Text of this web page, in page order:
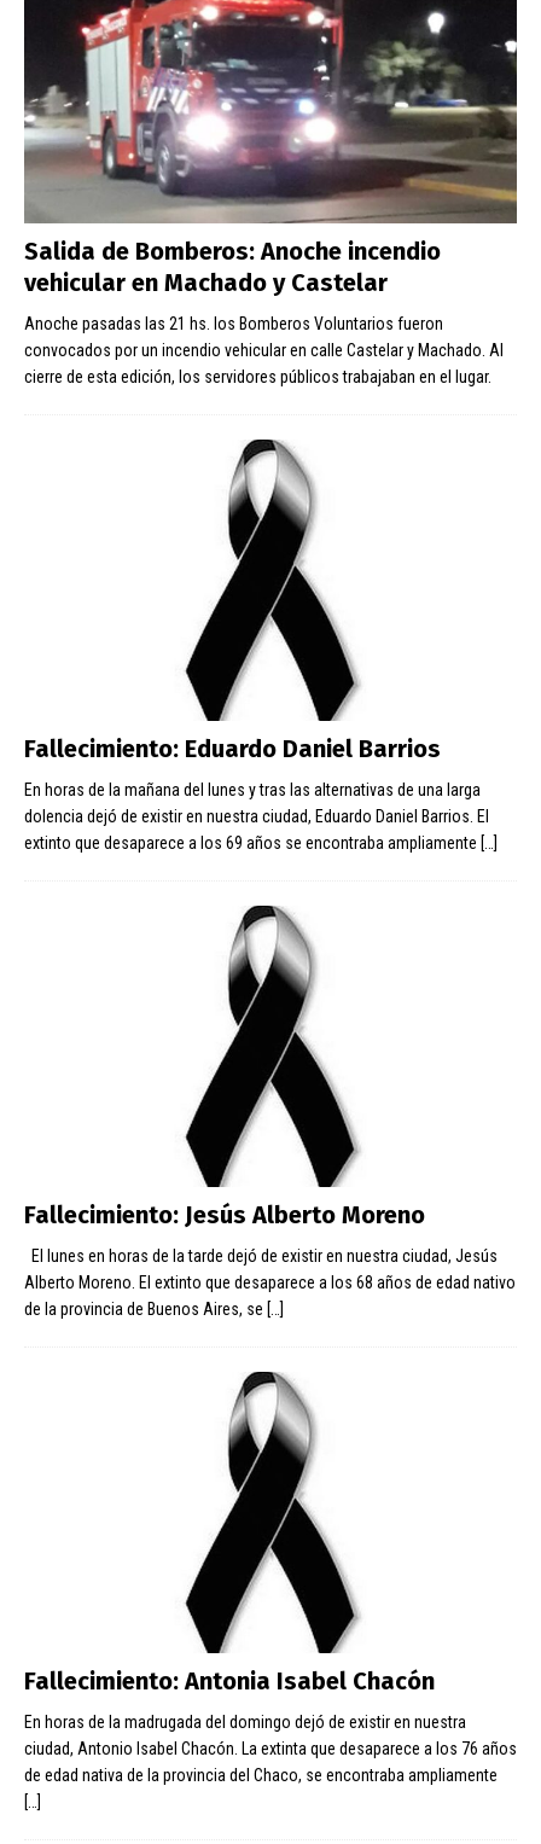
Salida de Bomberos: Anoche incendio
vehicular en Machado y Castelar
Anoche pasadas las 21 hs. los Bomberos Voluntarios fueron
convocados por un incendio vehicular en calle Castelar y Machado. Al
cierre de esta edición, los servidores públicos trabajaban en el lugar.
Fallecimiento: Eduardo Daniel Barrios
En horas de la mañana del lunes y tras las alternativas de una larga
dolencia dejó de existir en nuestra ciudad, Eduardo Daniel Barrios. El
extinto que desaparece a los 69 años se encontraba ampliamente […]
Fallecimiento: Jesús Alberto Moreno
El lunes en horas de la tarde dejó de existir en nuestra ciudad, Jesús
Alberto Moreno. El extinto que desaparece a los 68 años de edad nativo
de la provincia de Buenos Aires, se […]
Fallecimiento: Antonia Isabel Chacón
En horas de la madrugada del domingo dejó de existir en nuestra
ciudad, Antonio Isabel Chacón. La extinta que desaparece a los 76 años
de edad nativa de la provincia del Chaco, se encontraba ampliamente
[…]